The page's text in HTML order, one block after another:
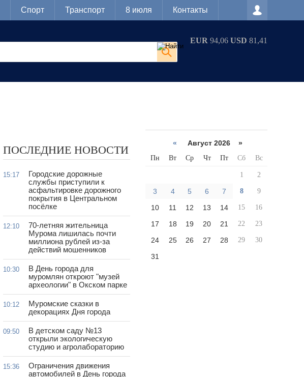
Спорт Транспорт 8 июля Контакты
EUR 94,06 USD 81,41
ПОСЛЕДНИЕ НОВОСТИ
15:17
Городские дорожные
службы приступили к
асфальтировке дорожного
покрытия в Центральном
посёлке
12:10
70-летняя жительница
Мурома лишилась почти
миллиона рублей из-за
действий мошенников
10:30
В День города для
муромлян откроют "музей
археологии" в Окском парке
10:12
Муромские сказки в
декорациях Дня города
09:50
В детском саду №13
открыли экологическую
студию и агролабораторию
15:36
Ограничения движения
автомобилей в День города
« Август 2026 »
Пн Вт Ср Чт Пт Сб Вс
1 2
3 4 5 6 7 8 9
10 11 12 13 14 15 16
17 18 19 20 21 22 23
24 25 26 27 28 29 30
31